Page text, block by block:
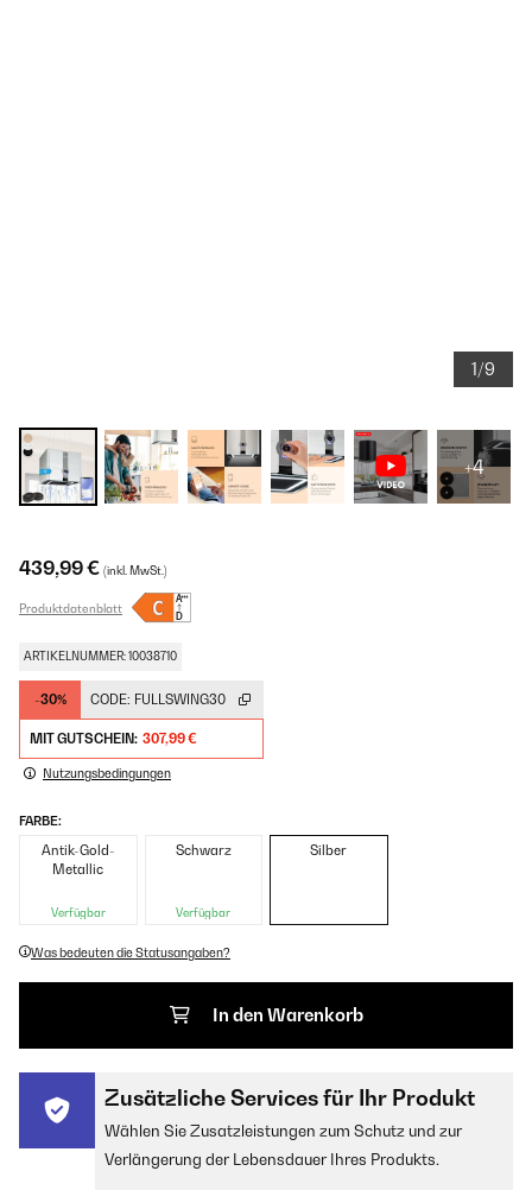
1/9
+4
439,99 € (inkl. MwSt.)
Produktdatenblatt
ARTIKELNUMMER: 10038710
-30% CODE: FULLSWING30
MIT GUTSCHEIN: 307,99 €
Nutzungsbedingungen
FARBE:
Antik-Gold-
Metallic
Verfügbar
Schwarz
Verfügbar
Silber
Was bedeuten die Statusangaben?
In den Warenkorb
Zusätzliche Services für Ihr Produkt
Wählen Sie Zusatzleistungen zum Schutz und zur
Verlängerung der Lebensdauer Ihres Produkts.